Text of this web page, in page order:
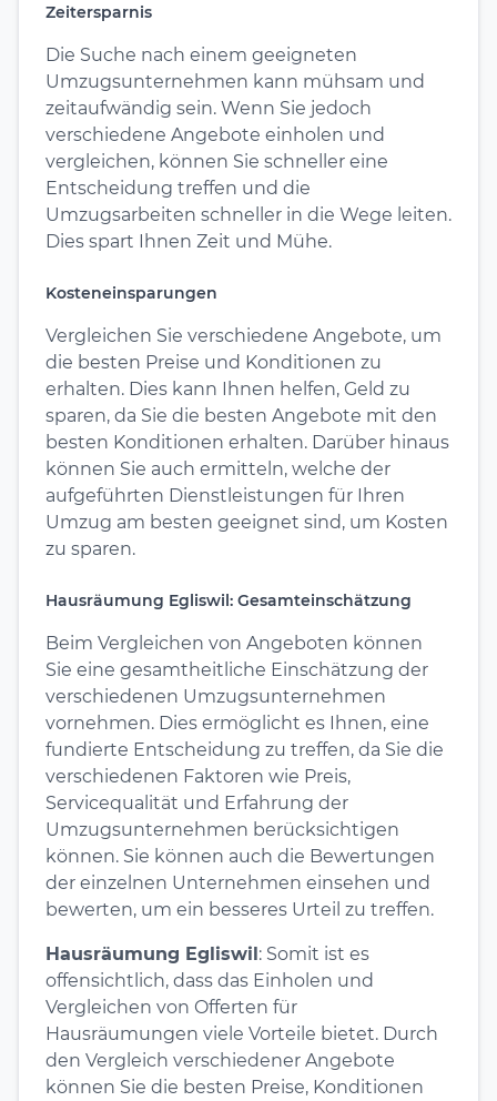
Zeitersparnis
Die Suche nach einem geeigneten
Umzugsunternehmen kann mühsam und
zeitaufwändig sein. Wenn Sie jedoch
verschiedene Angebote einholen und
vergleichen, können Sie schneller eine
Entscheidung treffen und die
Umzugsarbeiten schneller in die Wege leiten.
Dies spart Ihnen Zeit und Mühe.
Kosteneinsparungen
Vergleichen Sie verschiedene Angebote, um
die besten Preise und Konditionen zu
erhalten. Dies kann Ihnen helfen, Geld zu
sparen, da Sie die besten Angebote mit den
besten Konditionen erhalten. Darüber hinaus
können Sie auch ermitteln, welche der
aufgeführten Dienstleistungen für Ihren
Umzug am besten geeignet sind, um Kosten
zu sparen.
Hausräumung Egliswil: Gesamteinschätzung
Beim Vergleichen von Angeboten können
Sie eine gesamtheitliche Einschätzung der
verschiedenen Umzugsunternehmen
vornehmen. Dies ermöglicht es Ihnen, eine
fundierte Entscheidung zu treffen, da Sie die
verschiedenen Faktoren wie Preis,
Servicequalität und Erfahrung der
Umzugsunternehmen berücksichtigen
können. Sie können auch die Bewertungen
der einzelnen Unternehmen einsehen und
bewerten, um ein besseres Urteil zu treffen.
Hausräumung Egliswil: Somit ist es
offensichtlich, dass das Einholen und
Vergleichen von Offerten für
Hausräumungen viele Vorteile bietet. Durch
den Vergleich verschiedener Angebote
können Sie die besten Preise, Konditionen